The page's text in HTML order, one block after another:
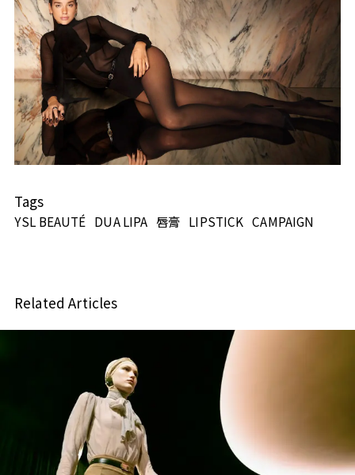
Tags
YSL BEAUTÉ DUA LIPA 唇膏 LIPSTICK CAMPAIGN
Related Articles